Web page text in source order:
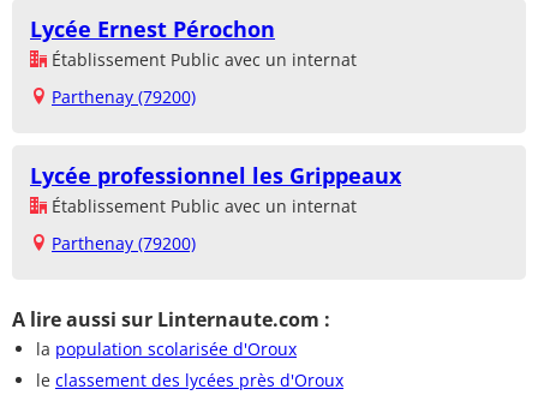
Lycée Ernest Pérochon
Établissement Public avec un internat
Parthenay (79200)
Lycée professionnel les Grippeaux
Établissement Public avec un internat
Parthenay (79200)
A lire aussi sur Linternaute.com :
la population scolarisée d'Oroux
le classement des lycées près d'Oroux